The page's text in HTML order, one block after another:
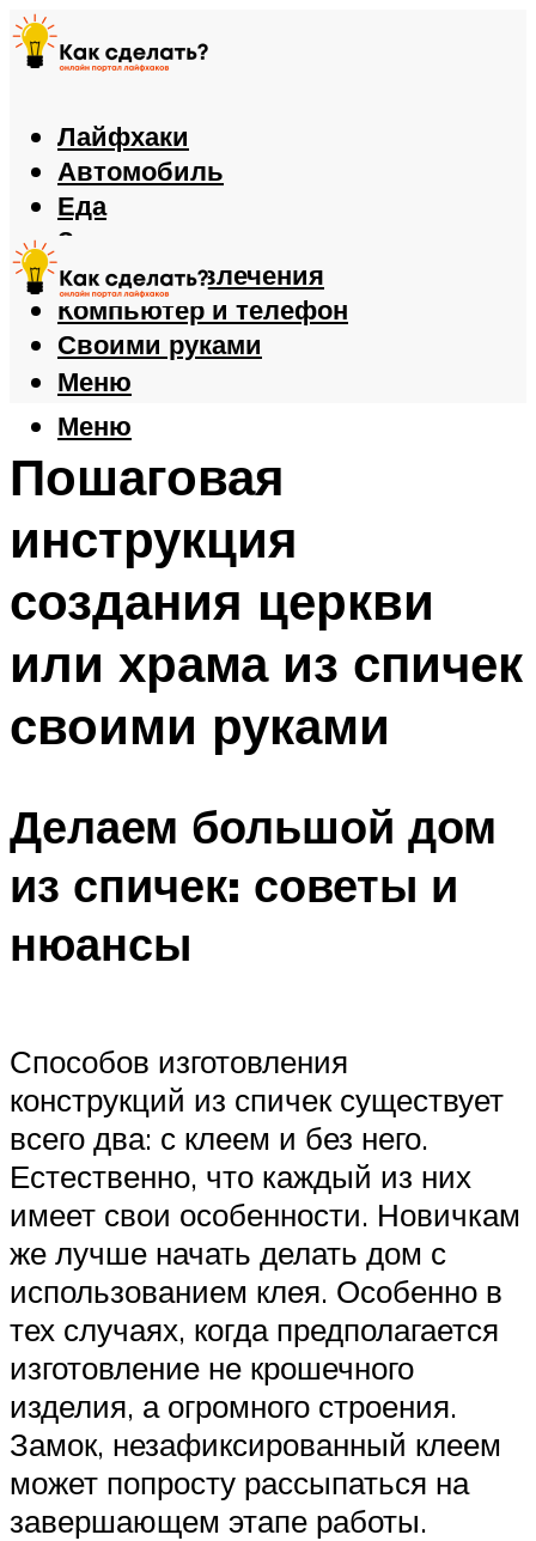
Лайфхаки
Автомобиль
Еда
Здоровье
Игры и развлечения
Компьютер и телефон
Своими руками
Меню
Меню
Пошаговая
инструкция
создания церкви
или храма из спичек
своими руками
Делаем большой дом
из спичек: советы и
нюансы
Способов изготовления
конструкций из спичек существует
всего два: с клеем и без него.
Естественно, что каждый из них
имеет свои особенности. Новичкам
же лучше начать делать дом с
использованием клея. Особенно в
тех случаях, когда предполагается
изготовление не крошечного
изделия, а огромного строения.
Замок, незафиксированный клеем
может попросту рассыпаться на
завершающем этапе работы.